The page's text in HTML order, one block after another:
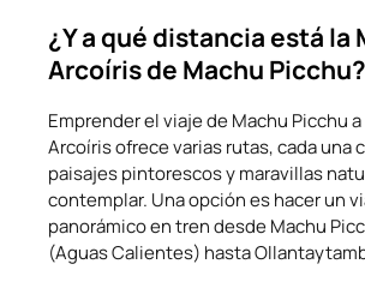
¿Y a qué distancia está la
Arcoíris de Machu Picchu?
Emprender el viaje de Machu Picchu
Arcoíris ofrece varias rutas, cada una
paisajes pintorescos y maravillas
contemplar. Una opción es hacer un
panorámico en tren desde Machu
(Aguas Calientes) hasta